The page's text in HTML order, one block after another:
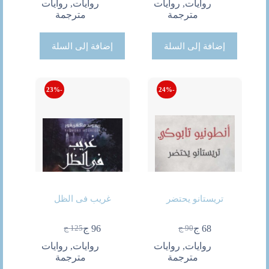
هو:
هو:
روايات, روايات
مترجمة
إضافة إلى السلة
هو:
هو:
روايات, روايات
مترجمة
إضافة إلى السلة
-24%
تريستانو يحتضر
90 ج
السعر
الأصلي
هو:
68 جالسعر
الحالي
هو:
روايات, روايات
مترجمة
-23%
غريب فى الظل
125 ج
السعر
الأصلي
هو:
96 جالسعر
الحالي
هو:
روايات, روايات
مترجمة